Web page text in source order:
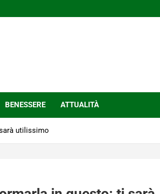
BENESSERE ATTUALITÀ
utilissimo